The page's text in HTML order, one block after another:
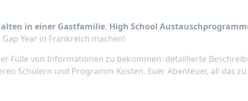
in einer Gastfamilie, High School
Year in Frankreich machen!
Fülle von Informationen zu bekommen: detaillierte
Schülern und Programm-Kosten. Euer Abenteuer, all das